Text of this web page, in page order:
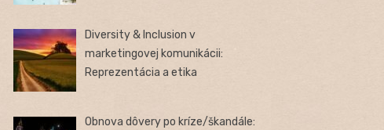
Diversity & Inclusion v
marketingovej komunikácii:
Reprezentácia a etika
Obnova dôvery po kríze/škandále: